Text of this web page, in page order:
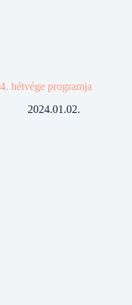
4. hétvége programja
2024.01.02.